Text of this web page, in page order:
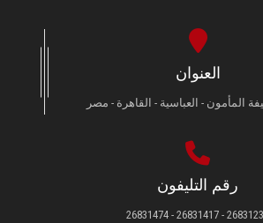
العنوان
المأمون - العباسية - القاهرة - مصر
رقم التليفون
26831231 - 26831417 -